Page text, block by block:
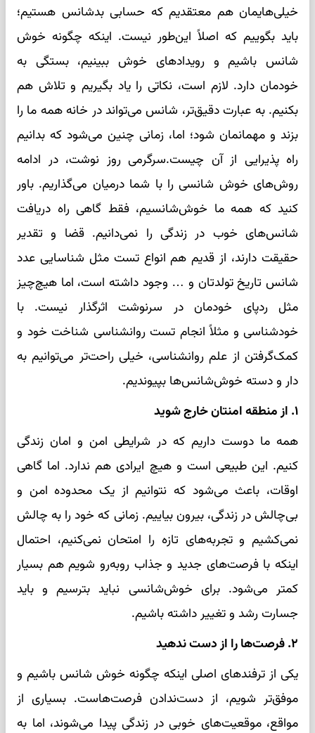
خیلی‌هایمان هم معتقدیم که حسابی بدشانس هستیم؛
باید بگوییم که اصلاً این‌طور نیست. اینکه چگونه خوش
شانس باشیم و رویدادهای خوش ببینیم، بستگی به
خودمان دارد. لازم است، نکاتی را یاد بگیریم و تلاش هم
بکنیم. به عبارت دقیق‌تر، شانس می‌تواند در خانه همه ما را
بزند و مهمانمان شود؛ اما، زمانی چنین می‌شود که بدانیم
راه پذیرایی از آن چیست.سرگرمی روز نوشت، در ادامه
روش‌های خوش‌ شانسی را با شما درمیان می‌گذاریم. باور
کنید که همه ما خوش‌شانسیم، فقط گاهی راه دریافت
شانس‌های خوب در زندگی را نمی‌دانیم. قضا و تقدیر
حقیقت دارند، از قدیم هم انواع تست مثل شناسایی عدد
شانس تاریخ تولدتان و … وجود داشته است، اما هیچ‌چیز
مثل ردپای خودمان در سرنوشت اثرگذار نیست. با
خودشناسی و مثلاً انجام تست‌ روانشناسی شناخت خود و
کمک‌گرفتن از علم روانشناسی، خیلی راحت‌تر می‌توانیم به
دار و دسته خوش‌شانس‌ها بپیوندیم.
۱. از منطقه امنتان خارج شوید
همه ما دوست داریم که در شرایطی امن و امان زندگی
کنیم. این طبیعی است و هیچ ایرادی هم ندارد. اما گاهی
اوقات، باعث می‌شود که نتوانیم از یک محدوده امن و
بی‌چالش در زندگی، بیرون بیاییم. زمانی که خود را به چالش
نمی‌کشیم و تجربه‌های تازه را امتحان نمی‌کنیم، احتمال
اینکه با فرصت‌های جدید و جذاب روبه‌رو شویم هم بسیار
کمتر می‌شود. برای خوش‌شانسی نباید بترسیم و باید
جسارت رشد و تغییر داشته باشیم.
۲. فرصت‌ها را از دست ندهید
یکی از ترفندهای اصلی اینکه چگونه خوش شانس باشیم و
موفق‌تر شویم، از دست‌ندادن فرصت‌هاست. بسیاری از
مواقع، موقعیت‌های خوبی در زندگی پیدا می‌شوند، اما به